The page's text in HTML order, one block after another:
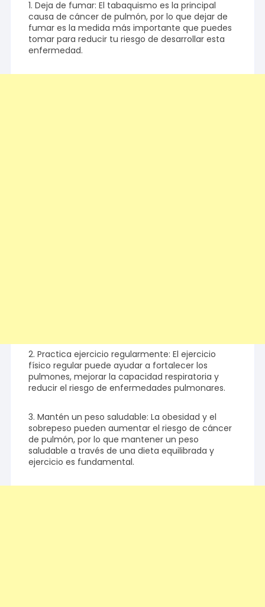
1. Deja de fumar: El tabaquismo es la principal
causa de cáncer de pulmón, por lo que dejar de
fumar es la medida más importante que puedes
tomar para reducir tu riesgo de desarrollar esta
enfermedad.
2. Practica ejercicio regularmente: El ejercicio
físico regular puede ayudar a fortalecer los
pulmones, mejorar la capacidad respiratoria y
reducir el riesgo de enfermedades pulmonares.
3. Mantén un peso saludable: La obesidad y el
sobrepeso pueden aumentar el riesgo de cáncer
de pulmón, por lo que mantener un peso
saludable a través de una dieta equilibrada y
ejercicio es fundamental.